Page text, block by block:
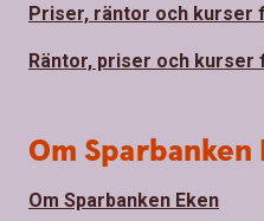
Priser, räntor och kurser
Räntor, priser och
Om Sparbanken
Om Sparbanken Eken